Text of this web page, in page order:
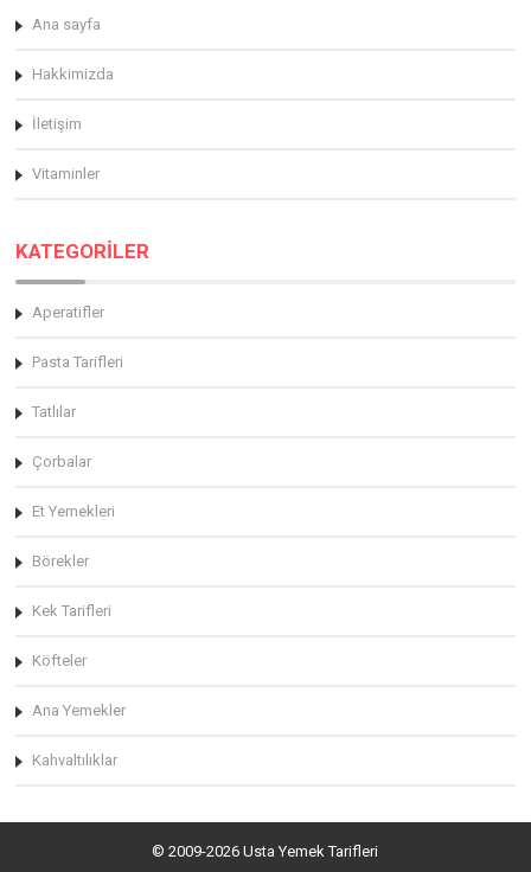
Ana sayfa
Hakkimizda
İletişim
Vitaminler
KATEGORİLER
Aperatifler
Pasta Tarifleri
Tatlılar
Çorbalar
Et Yemekleri
Börekler
Kek Tarifleri
Köfteler
Ana Yemekler
Kahvaltılıklar
© 2009-2026 Usta Yemek Tarifleri